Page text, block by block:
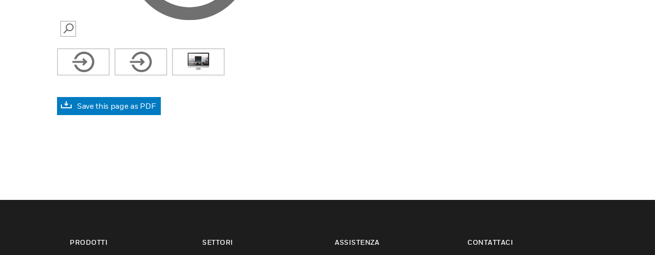
SEARCH
Save this page as PDF
PRODOTTI SETTORI ASSISTENZA CONTATTACI